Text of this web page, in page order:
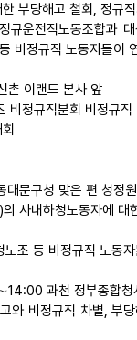
부당해고 철회, 정규
규운전직노동조합과
비정규직 노동자들이
이랜드 본사 앞
비정규직분회 비정규직
문구청 맞은 편 청정
사내하청노동자에 대
조 등 비정규직 노동
과천 정부종합청
와 비정규직 차별, 부